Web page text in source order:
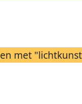
met